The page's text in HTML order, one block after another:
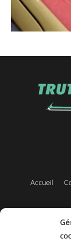
Accueil